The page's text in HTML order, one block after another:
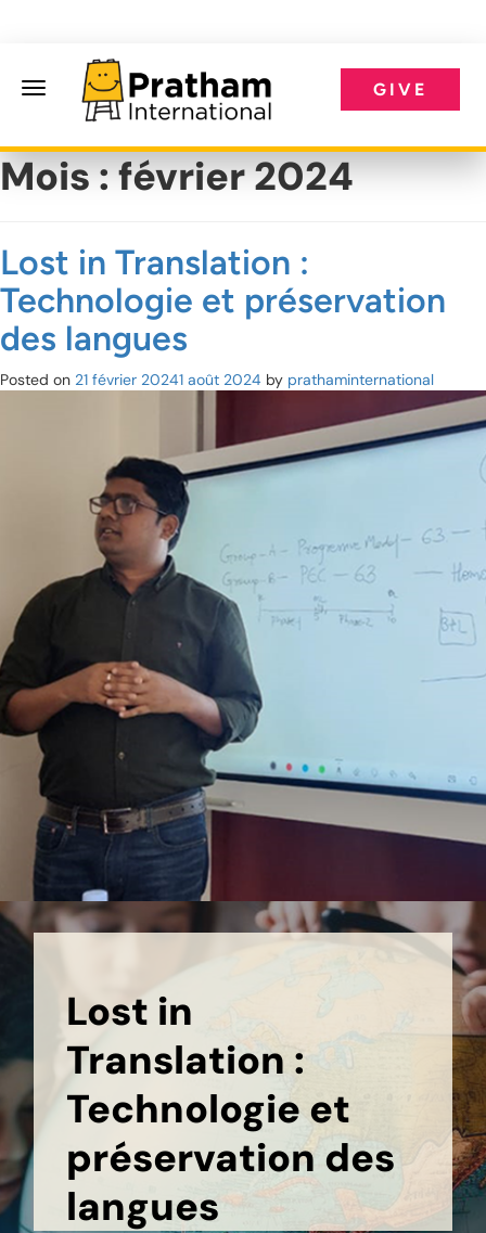
Pratham International
GIVE
Mois :février 2024
Lost in Translation :
Technologie et préservation
des langues
Posted on 21 février 20241 août 2024 by prathaminternational
Lost in
Translation :
Technologie et
préservation des
langues